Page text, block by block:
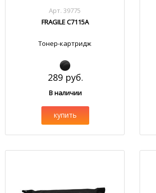
Арт. 39775
FRAGILE C7115A
Тонер-картридж
289 руб.
В наличии
купить